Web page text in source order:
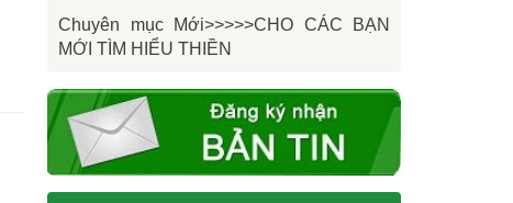
Chuyên mục Mới>>>>>CHO CÁC BẠN
MỚI TÌM HIỂU THIỀN